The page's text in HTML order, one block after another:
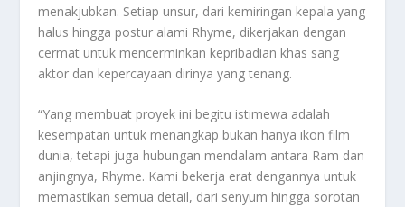
menakjubkan. Setiap unsur, dari kemiringan kepala yang
halus hingga postur alami Rhyme, dikerjakan dengan
cermat untuk mencerminkan kepribadian khas sang
aktor dan kepercayaan dirinya yang tenang.
“Yang membuat proyek ini begitu istimewa adalah
kesempatan untuk menangkap bukan hanya ikon film
dunia, tetapi juga hubungan mendalam antara Ram dan
anjingnya, Rhyme. Kami bekerja erat dengannya untuk
memastikan semua detail, dari senyum hingga sorotan